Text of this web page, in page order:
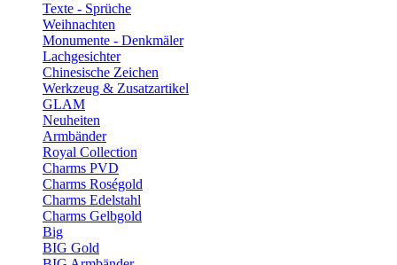
Texte - Sprüche
Weihnachten
Monumente - Denkmäler
Lachgesichter
Chinesische Zeichen
Werkzeug & Zusatzartikel
GLAM
Neuheiten
Armbänder
Royal Collection
Charms PVD
Charms Roségold
Charms Edelstahl
Charms Gelbgold
Big
BIG Gold